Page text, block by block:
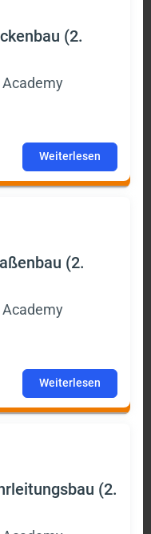
(2.
Weiterlesen
(2.
Weiterlesen
(2.